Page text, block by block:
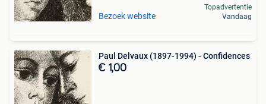
Bezoek website
Topadvertentie
Vandaag
Paul Delvaux (1897-1994) - Confidences
€ 1,00